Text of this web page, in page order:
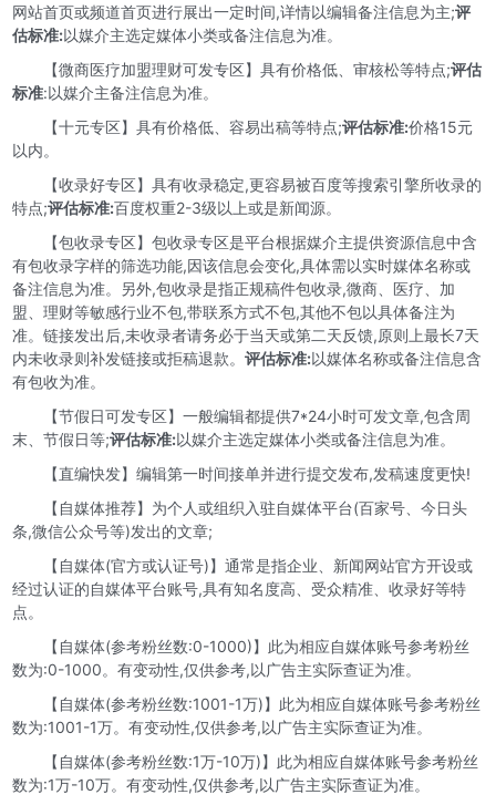
网站首页或频道首页进行展出一定时间,详情以编辑备注信息为主;评
估标准:以媒介主选定媒体小类或备注信息为准。
【微商医疗加盟理财可发专区】具有价格低、审核松等特点;评估
标准:以媒介主备注信息为准。
【十元专区】具有价格低、容易出稿等特点;评估标准:价格15元
以内。
【收录好专区】具有收录稳定,更容易被百度等搜索引擎所收录的
特点;评估标准:百度权重2-3级以上或是新闻源。
【包收录专区】包收录专区是平台根据媒介主提供资源信息中含
有包收录字样的筛选功能,因该信息会变化,具体需以实时媒体名称或
备注信息为准。另外,包收录是指正规稿件包收录,微商、医疗、加
盟、理财等敏感行业不包,带联系方式不包,其他不包以具体备注为
准。链接发出后,未收录者请务必于当天或第二天反馈,原则上最长7天
内未收录则补发链接或拒稿退款。评估标准:以媒体名称或备注信息含
有包收为准。
【节假日可发专区】一般编辑都提供7*24小时可发文章,包含周
末、节假日等;评估标准:以媒介主选定媒体小类或备注信息为准。
【直编快发】编辑第一时间接单并进行提交发布,发稿速度更快!
【自媒体推荐】为个人或组织入驻自媒体平台(百家号、今日头
条,微信公众号等)发出的文章;
【自媒体(官方或认证号)】通常是指企业、新闻网站官方开设或
经过认证的自媒体平台账号,具有知名度高、受众精准、收录好等特
点。
【自媒体(参考粉丝数:0-1000)】此为相应自媒体账号参考粉丝
数为:0-1000。有变动性,仅供参考,以广告主实际查证为准。
【自媒体(参考粉丝数:1001-1万)】此为相应自媒体账号参考粉丝
数为:1001-1万。有变动性,仅供参考,以广告主实际查证为准。
【自媒体(参考粉丝数:1万-10万)】此为相应自媒体账号参考粉丝
数为:1万-10万。有变动性,仅供参考,以广告主实际查证为准。